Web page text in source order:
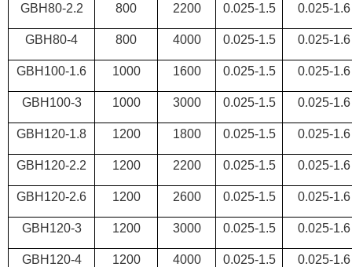
GBH80-2.2 800 2200 0.025-1.5 0.025-1.6
GBH80-4 800 4000 0.025-1.5 0.025-1.6
GBH100-1.6 1000 1600 0.025-1.5 0.025-1.6
GBH100-3 1000 3000 0.025-1.5 0.025-1.6
GBH120-1.8 1200 1800 0.025-1.5 0.025-1.6
GBH120-2.2 1200 2200 0.025-1.5 0.025-1.6
GBH120-2.6 1200 2600 0.025-1.5 0.025-1.6
GBH120-3 1200 3000 0.025-1.5 0.025-1.6
GBH120-4 1200 4000 0.025-1.5 0.025-1.6